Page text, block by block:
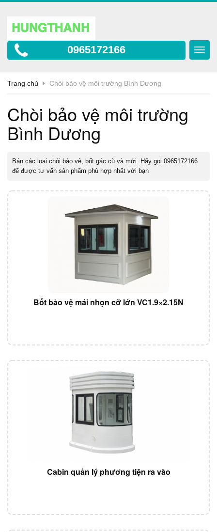
0965172166
Trang chủ Chòi bảo vệ môi trường Bình Dương
Chòi bảo vệ môi trường
Bình Dương
Bán các loại chòi bảo vệ, bốt gác cũ và mới. Hãy gọi 0965172166
để được tư vấn sản phẩm phù hợp nhất với bạn
Bốt bảo vệ mái nhọn cỡ lớn VC1.9×2.15N
Cabin quản lý phương tiện ra vào